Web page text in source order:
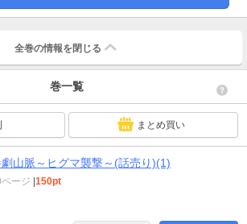
全巻の情報を 閉じる
巻一覧
まとめ買い
山脈～ヒグマ襲撃～(話売り)(1)
ージ |150pt